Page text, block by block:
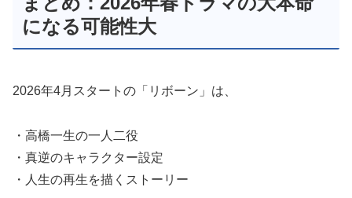
になる可能性大
2026年4月スタートの「リボーン」は、
・高橋一生の一人二役
・真逆のキャラクター設定
・人生の再生を描くストーリー